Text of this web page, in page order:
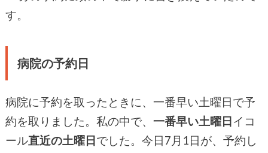
す。
病院の予約日
病院に予約を取ったときに、一番早い土曜日で予
約を取りました。私の中で、 一番早い土曜日 イコ
ール直近の土曜日 でした。今日7月1日が、予約し